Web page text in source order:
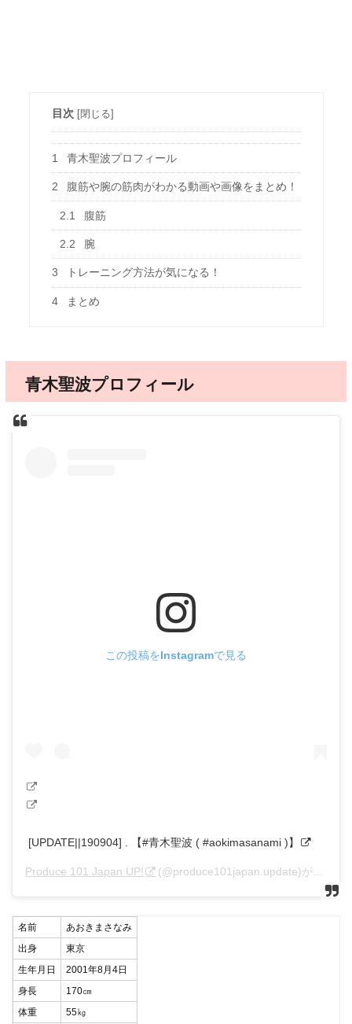
目次 [閉じる]
1 青木聖波プロフィール
2 腹筋や腕の筋肉がわかる動画や画像をまとめ！
2.1 腹筋
2.2 腕
3 トレーニング方法が気になる！
4 まとめ
青木聖波プロフィール
この投稿をInstagramで見る
[UPDATE||190904] . 【#青木聖波 ( #aokimasanami )】
Produce 101 Japan UP! (@produce101japan.update)がシェアした投稿 –
名前
あおきまさなみ
出身
東京
生年月日
2001年8月4日
身長
170㎝
体重
55㎏